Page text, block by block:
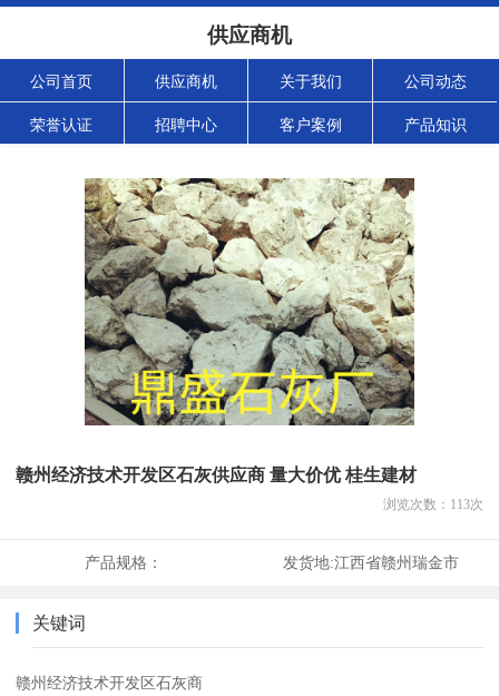
供应商机
公司首页 供应商机 关于我们 公司动态
荣誉认证 招聘中心 客户案例 产品知识
赣州经济技术开发区石灰供应商 量大价优 桂生建材
浏览次数： 113次
产品规格： 发货地:江西省赣州瑞金市
关键词
赣州经济技术开发区石灰商